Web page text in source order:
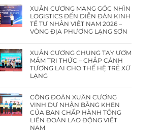
XUÂN CƯƠNG MANG GÓC NHÌN
LOGISTICS ĐẾN DIỄN ĐÀN KINH
TẾ TƯ NHÂN VIỆT NAM 2026 –
VÒNG ĐỊA PHƯƠNG LẠNG SƠN
XUÂN CƯƠNG CHUNG TAY ƯƠM
MẦM TRI THỨC – CHẮP CÁNH
TƯƠNG LAI CHO THẾ HỆ TRẺ XỨ
LẠNG
CÔNG ĐOÀN XUÂN CƯƠNG
VINH DỰ NHẬN BẰNG KHEN
CỦA BAN CHẤP HÀNH TỔNG
LIÊN ĐOÀN LAO ĐỘNG VIỆT
NAM